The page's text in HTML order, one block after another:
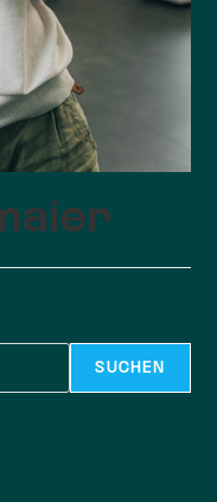
SUCHEN